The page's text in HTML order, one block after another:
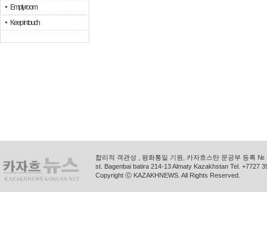
Empty room
Keep in touch
합리적 객관성 , 평화통일 기원, 카자흐스탄 문공부 등록
st. Bagenbai batira 214-13 Almaty Kazakhstan Tel. +7727
Copyright ⓒ KAZAKHNEWS. All Rights Reserved.